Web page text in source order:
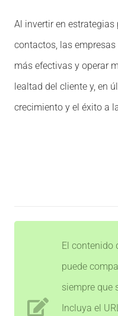
Al invertir en
contactos, las
más efectivas y operar
lealtad del cliente y, en
crecimiento y el éxito a
El contenido
puede
siempre que
Incluya el